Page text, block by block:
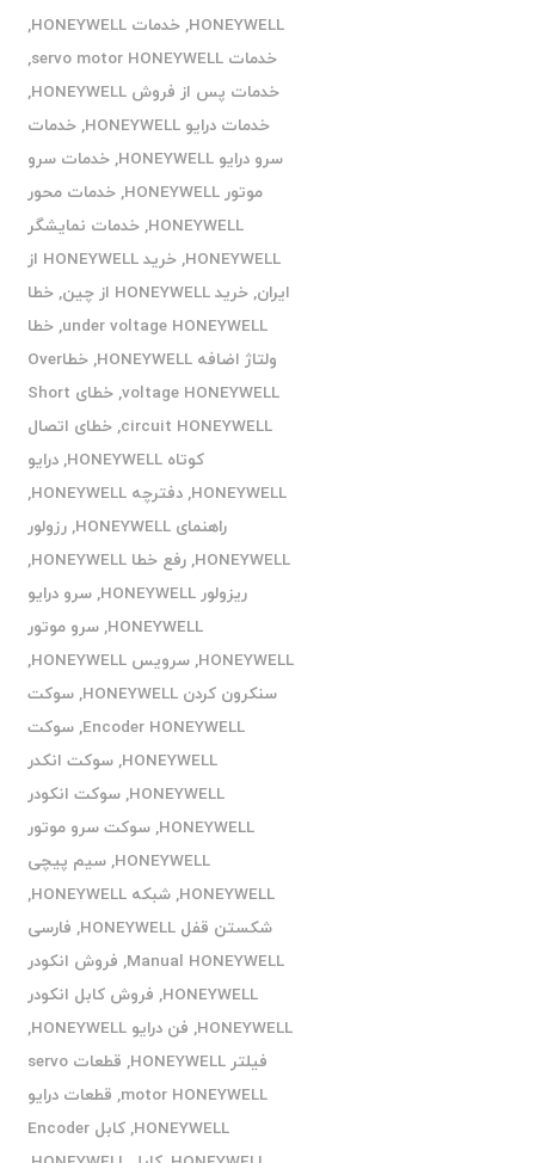
HONEYWELL
,خدمات HONEYWELL
,
خدمات servo motor HONEYWELL
,
خدمات پس از فروش HONEYWELL
,
خدمات درایو HONEYWELL
,خدمات
سرو درایو HONEYWELL
,خدمات سرو
موتور HONEYWELL
,خدمات محور
HONEYWELL
,خدمات نمایشگر
HONEYWELL
,
خرید HONEYWELL از
ایران,خرید HONEYWELL از چین ,خطا
under voltage HONEYWELL
,خطا
ولتاژ اضافه HONEYWELL
,
خطاOver
voltage HONEYWELL
,
خطای Short
circuit HONEYWELL
,خطای اتصال
کوتاه HONEYWELL
,درایو
HONEYWELL
,دفترچه HONEYWELL
,
راهنمای HONEYWELL
,رزولور
HONEYWELL
,رفع خطا HONEYWELL
,
ریزولور HONEYWELL
,سرو درایو
HONEYWELL
,سرو موتور
HONEYWELL
,سرویس HONEYWELL
,
سنکرون کردن HONEYWELL
,سوکت
Encoder HONEYWELL
,سوکت
HONEYWELL
,سوکت انکدر
HONEYWELL
,سوکت انکودر
HONEYWELL
,سوکت سرو موتور
HONEYWELL
,سیم پیچی
HONEYWELL
,شبکه HONEYWELL
,
شکستن قفل HONEYWELL
, فارسی
Manual HONEYWELL
, فروش انکودر
HONEYWELL
, فروش کابل انکودر
HONEYWELL
, فن درایو HONEYWELL
,
فیلتر HONEYWELL
,
قطعات servo
motor HONEYWELL
, قطعات درایو
HONEYWELL
,
کابل Encoder